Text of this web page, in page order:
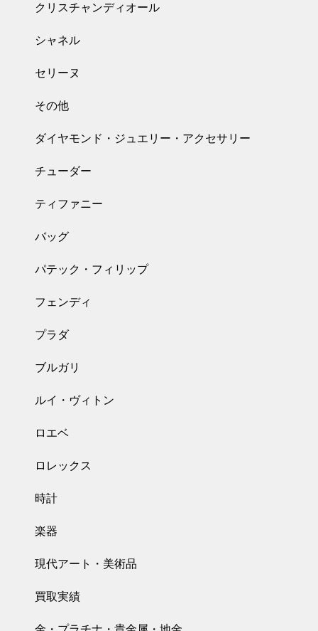
クリスチャンディオール
シャネル
セリーヌ
その他
ダイヤモンド・ジュエリー・アクセサリー
チューダー
ティファニー
バッグ
パテック・フィリップ
フェンディ
プラダ
ブルガリ
ルイ・ヴィトン
ロエベ
ロレックス
時計
楽器
現代アート・美術品
買取実績